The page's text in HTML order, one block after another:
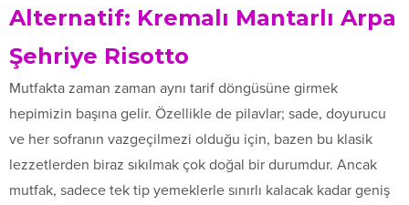
Alternatif: Kremalı Mantarlı Arpa
Şehriye Risotto
Mutfakta zaman zaman aynı tarif döngüsüne girmek
hepimizin başına gelir. Özellikle de pilavlar; sade, doyurucu
ve her sofranın vazgeçilmezi olduğu için, bazen bu klasik
lezzetlerden biraz sıkılmak çok doğal bir durumdur. Ancak
mutfak, sadece tek tip yemeklerle sınırlı kalacak kadar geniş